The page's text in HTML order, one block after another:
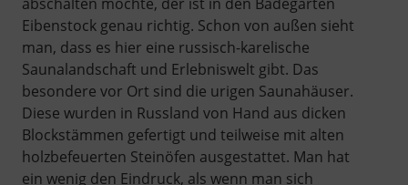
Eibenstock genau richtig. Schon von außen sieht
man, dass es hier eine russisch-karelische
Saunalandschaft und Erlebniswelt gibt. Das
besondere vor Ort sind die urigen Saunahäuser.
Diese wurden in Russland von Hand aus dicken
Blockstämmen gefertigt und teilweise mit alten
holzbefeuerten Steinöfen ausgestattet. Man hat
ein wenig den Eindruck, als wenn man sich